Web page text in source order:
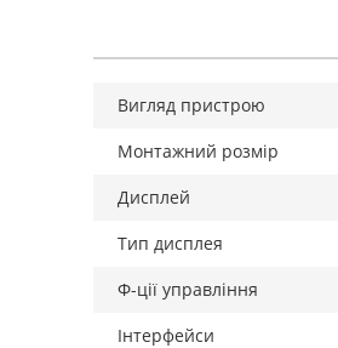
Вигляд пристрою
Монтажний розмір
Дисплей
Тип дисплея
Ф-ції управління
Інтерфейси